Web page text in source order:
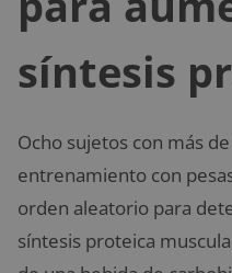
síntesis
Ocho sujetos con más
entrenamiento con
orden aleatorio para
síntesis proteica